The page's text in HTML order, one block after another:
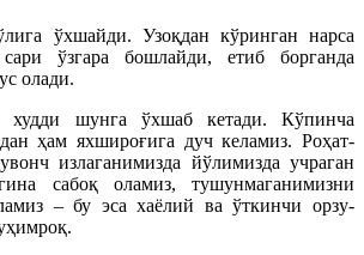
ўхшайди. Узоқдан кўринган нарса
ўзгара бошлайди, етиб борганда
олади.
худди шунга ўхшаб кетади. Кўпинча
ҳам яхшироғига дуч келамиз. Роҳат-
излаганимизда йўлимизда учраган
сабоқ оламиз, тушунмаганимизни
– бу эса хаёлий ва ўткинчи орзу-